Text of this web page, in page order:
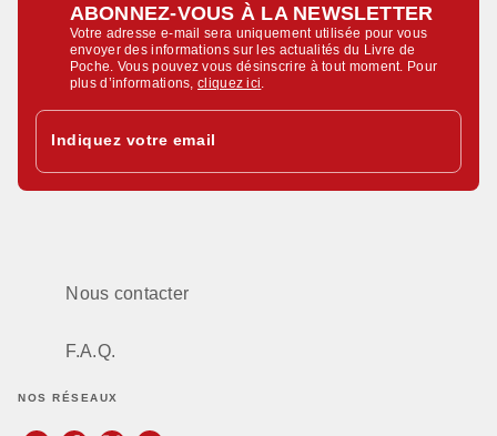
ABONNEZ-VOUS À LA NEWSLETTER
Votre adresse e-mail sera uniquement utilisée pour vous
envoyer des informations sur les actualités du Livre de
Poche. Vous pouvez vous désinscrire à tout moment. Pour
plus d’informations,cliquez ici
Indiquez votre email
Nous contacter
F.A.Q.
NOS RÉSEAUX